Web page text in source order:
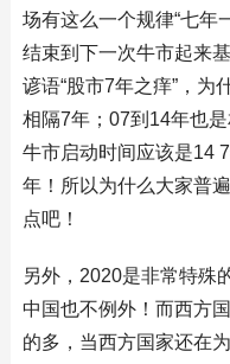
场有这么一个规律“七年
结束到下一次牛市起来
谚语“股市7年之痒”，为
相隔7年；07到14年也
牛市启动时间应该是14
年！所以为什么大家普
点吧！
另外，2020是非常特殊
中国也不例外！而西方
的多，当西方国家还在